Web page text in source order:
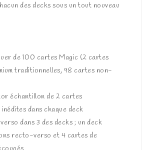
des decks sous un tout nouveau
de 100 cartes Magic (2 cartes
traditionnelles, 98 cartes non-
échantillon de 2 cartes
dans chaque deck
dans 3 des decks ; un deck
recto-verso et 4 cartes de